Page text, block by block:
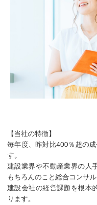
【当社の特徴】
毎年度、昨対比400％超の
す。
建設業界や不動産業界の人
もちろんのこと総合コンサ
建設会社の経営課題を根本
ります。